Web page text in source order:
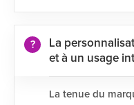
La
et à un usage
La tenue du